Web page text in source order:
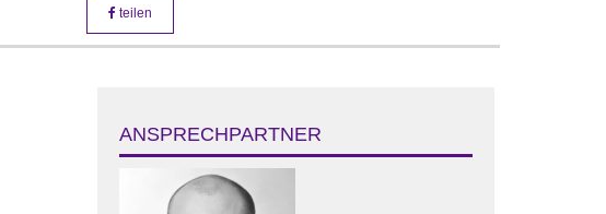
teilen
ANSPRECHPARTNER